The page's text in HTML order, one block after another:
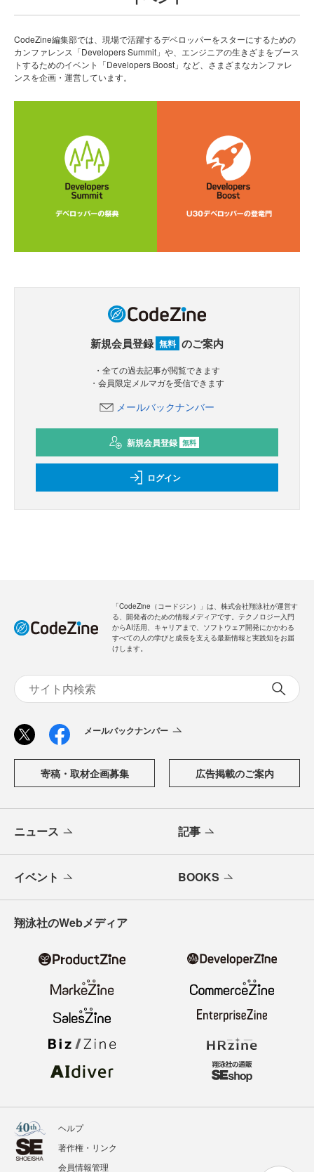
CodeZine編集部では、現場で活躍するデベロッパーをスターにするための
カンファレンス「Developers Summit」や、エンジニアの生きざまをブース
トするためのイベント「Developers Boost」など、さまざまなカンファレ
ンスを企画・運営しています。
新規会員登録 無料 のご案内
・全ての過去記事が閲覧できます
・会員限定メルマガを受信できます
メールバックナンバー
新規会員登録 無料
ログイン
「CodeZine（コードジン）」は、株式会社翔泳社が運営す
る、開発者のための情報メディアです。テクノロジー入門
からAI活用、キャリアまで、ソフトウェア開発にかかわる
すべての人の学びと成長を支える最新情報と実践知をお届
けします。
メールバックナンバー
寄稿・取材企画募集 広告掲載のご案内
ニュース 記事
イベント BOOKS
翔泳社のWebメディア
ヘルプ
著作権・リンク
会員情報管理